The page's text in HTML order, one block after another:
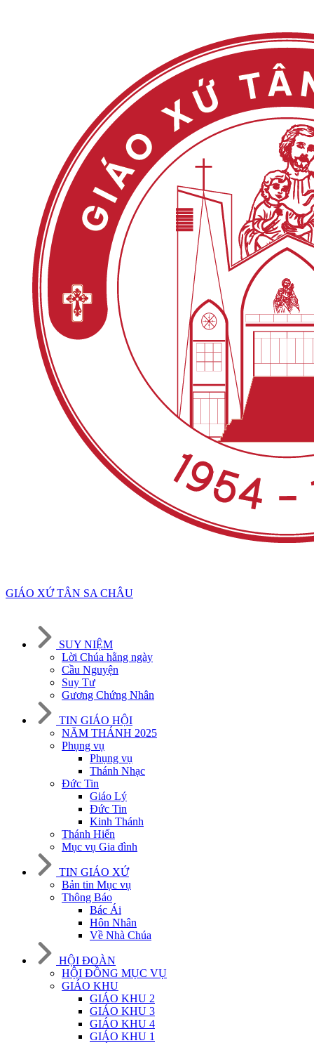
GIÁO XỨ TÂN SA CHÂU
SUY NIỆM
Lời Chúa hằng ngày
Cầu Nguyện
Suy Tư
Gương Chứng Nhân
TIN GIÁO HỘI
NĂM THÁNH 2025
Phụng vụ
Phụng vụ
Thánh Nhạc
Đức Tin
Giáo Lý
Đức Tin
Kinh Thánh
Thánh Hiến
Mục vụ Gia đình
TIN GIÁO XỨ
Bản tin Mục vụ
Thông Báo
Bác Ái
Hôn Nhân
Về Nhà Chúa
HỘI ĐOÀN
HỘI ĐỒNG MỤC VỤ
GIÁO KHU
GIÁO KHU 2
GIÁO KHU 3
GIÁO KHU 4
GIÁO KHU 1